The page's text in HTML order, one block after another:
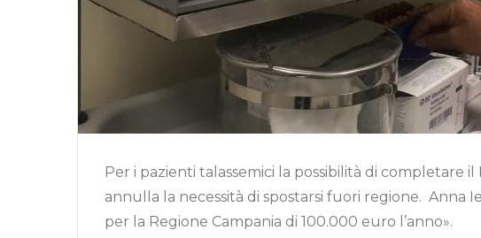
Per i pazienti talassemici la possibilità di completare
annulla la necessità di spostarsi fuori regione. Anna
per la Regione Campania di 100.000 euro l’anno».